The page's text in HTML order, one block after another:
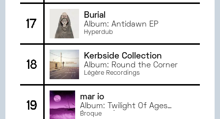
17
Burial
Album: Antidawn EP
Hyperdub
18
Kerbside Collection
Album: Round the Corner
Légère Recordings
19
mar io
Album: Twilight Of Ages
(Remixes)
Broque